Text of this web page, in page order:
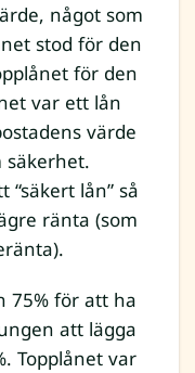
något som
stod för den
för den
var ett lån
värde
säkerhet.
“säkert lån” så
ränta (som
75% för att ha
att lägga
Topplånet var